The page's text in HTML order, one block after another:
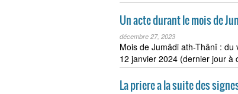
Un acte durant le mois de
décembre 27, 2023
Mois de Jumâdi ath-Thânî :
12 janvier 2024 (dernier jour
La priere a la suite des